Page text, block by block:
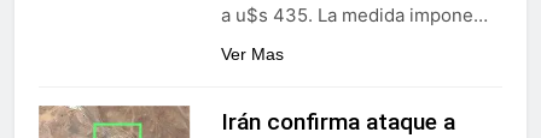
a u$s 435. La medida impone…
Ver Mas
Irán confirma ataque a